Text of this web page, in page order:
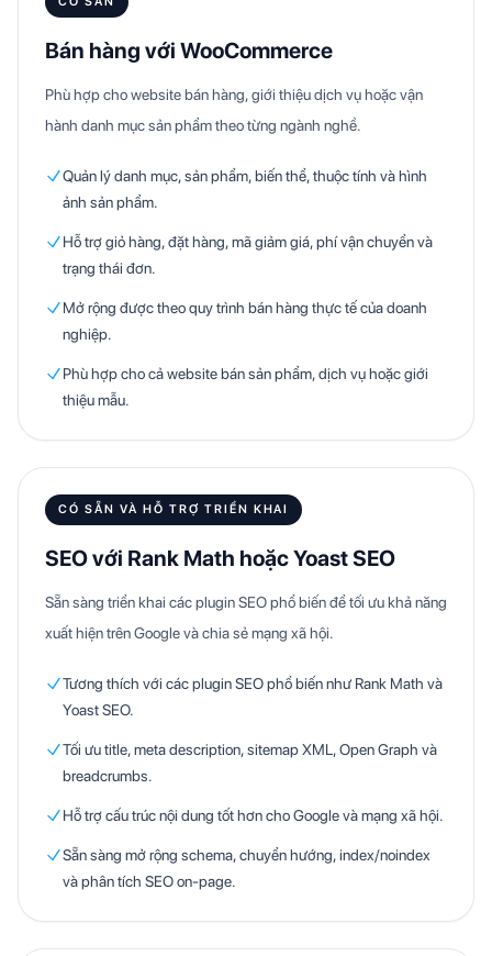
Bán hàng với WooCommerce
Phù hợp cho website bán hàng, giới thiệu dịch vụ hoặc vận
hành danh mục sản phẩm theo từng ngành nghề.
Quản lý danh mục, sản phẩm, biến thể, thuộc tính và hình
ảnh sản phẩm.
Hỗ trợ giỏ hàng, đặt hàng, mã giảm giá, phí vận chuyển và
trạng thái đơn.
Mở rộng được theo quy trình bán hàng thực tế của doanh
nghiệp.
Phù hợp cho cả website bán sản phẩm, dịch vụ hoặc giới
thiệu mẫu.
CÓ SẴN VÀ HỖ TRỢ TRIỂN KHAI
SEO với Rank Math hoặc Yoast SEO
Sẵn sàng triển khai các plugin SEO phổ biến để tối ưu khả năng
xuất hiện trên Google và chia sẻ mạng xã hội.
Tương thích với các plugin SEO phổ biến như Rank Math và
Yoast SEO.
Tối ưu title, meta description, sitemap XML, Open Graph và
breadcrumbs.
Hỗ trợ cấu trúc nội dung tốt hơn cho Google và mạng xã hội.
Sẵn sàng mở rộng schema, chuyển hướng, index/noindex
và phân tích SEO on-page.